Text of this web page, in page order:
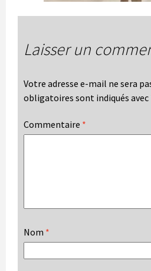
Laisser un
Votre adresse e-mail ne sera
obligatoires sont indiqués avec
Commentaire *
Nom *